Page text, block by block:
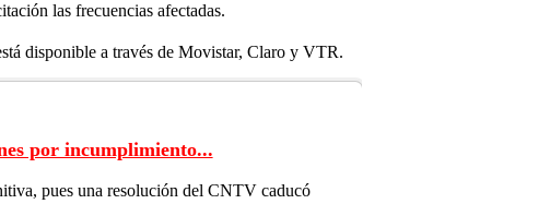
las frecuencias afectadas.
disponible a través de Movistar, Claro y VTR.
por incumplimiento...
pues una resolución del CNTV caducó